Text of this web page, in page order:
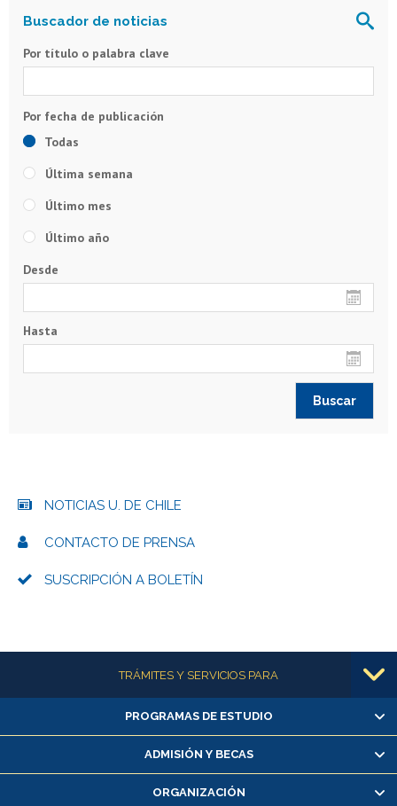
Por título o palabra clave
Todas
Última semana
Último mes
Último año
Desde
Hasta
NOTICIAS U. DE CHILE
CONTACTO DE PRENSA
SUSCRIPCIÓN A BOLETÍN
Más informaciónTRÁMITES Y SERVICIOS PARA
Alumnas/os y exalumnas/os
Matrícula en línea
Inscripción y cambio de asignaturas
Consulta y certificado de notas
PROGRAMAS DE ESTUDIO
ADMISIÓN Y BECAS
ORGANIZACIÓN